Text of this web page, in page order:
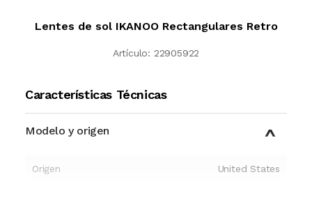
Lentes de sol IKANOO Rectangulares Retro
Artículo: 22905922
Características Técnicas
Modelo y origen
Origen United States